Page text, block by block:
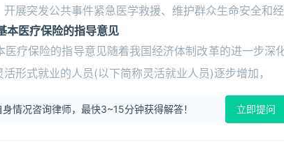
展突发公共事件紧急医学救援、维护群众生命安全和经
本医疗保险的指导意见
疗保险的指导意见随着我国经济体制改革的进一步深
形式就业的人员(以下简称灵活就业人员)逐步增加，
情况咨询律师，最快3~15分钟获得解答！ 立即提问